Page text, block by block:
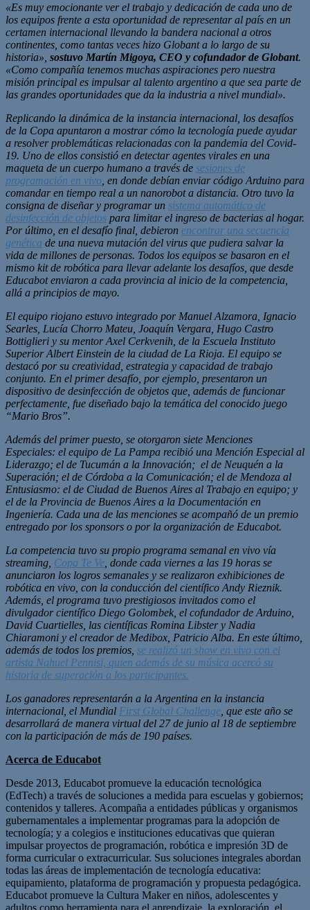
«Es muy emocionante ver el trabajo y dedicación de cada uno de
los equipos frente a esta oportunidad de representar al país en un
certamen internacional llevando la bandera nacional a otros
continentes, como tantas veces hizo Globant a lo largo de su
historia», sostuvo Martín Migoya, CEO y cofundador de Globant.
«Como compañía tenemos muchas aspiraciones pero nuestra
misión principal es impulsar al talento argentino a que sea parte de
las grandes oportunidades que da la industria a nivel mundial».
Replicando la dinámica de la instancia internacional, los desafíos
de la Copa apuntaron a mostrar cómo la tecnología puede ayudar
a resolver problemáticas relacionadas con la pandemia del Covid-
19. Uno de ellos consistió en detectar agentes virales en una
maqueta de un cuerpo humano a través de sesiones de
programación en vivo , en donde debían enviar código Arduino para
comandar en tiempo real a un nanorobot a distancia. Otro tuvo la
consigna de diseñar y programar un sistema automático de
desinfección de objetos para limitar el ingreso de bacterias al hogar.
Por último, en el desafío final, debieron encontrar una secuencia
genética de una nueva mutación del virus que pudiera salvar la
vida de millones de personas. Todos los equipos se basaron en el
mismo kit de robótica para llevar adelante los desafíos, que desde
Educabot enviaron a cada provincia al inicio de la competencia,
allá a principios de mayo.
El equipo riojano estuvo integrado por Manuel Alzamora, Ignacio
Searles, Lucía Chorro Mateu, Joaquín Vergara, Hugo Castro
Bottiglieri y su mentor Axel Cerkvenih, de la Escuela Instituto
Superior Albert Einstein de la ciudad de La Rioja. El equipo se
destacó por su creatividad, estrategia y capacidad de trabajo
conjunto. En el primer desafío, por ejemplo, presentaron un
dispositivo de desinfección de objetos que, además de funcionar
perfectamente, fue diseñado bajo la temática del conocido juego
“Mario Bros”.
Además del primer puesto, se otorgaron siete Menciones
Especiales: el equipo de La Pampa recibió una Mención Especial al
Liderazgo; el de Tucumán a la Innovación; el de Neuquén a la
Superación; el de Córdoba a la Comunicación; el de Mendoza al
Entusiasmo: el de Ciudad de Buenos Aires al Trabajo en equipo; y
el de la Provincia de Buenos Aires a la Documentación en
Ingeniería. Cada una de las menciones se acompañó de un premio
entregado por los sponsors o por la organización de Educabot.
La competencia tuvo su propio programa semanal en vivo vía
streaming, Copa Te Ve , donde cada viernes a las 19 horas se
anunciaron los logros semanales y se realizaron exhibiciones de
robótica en vivo, con la conducción del científico Andy Rieznik.
Además, el programa tuvo prestigiosos invitados como el
divulgador científico Diego Golombek, el cofundador de Arduino,
David Cuartielles, las científicas Romina Libster y Nadia
Chiaramoni y el creador de Medibox, Patricio Alba. En este último,
además de todos los premios, se realizó un show en vivo con el
artista Nahuel Pennisi, quien además de su música acercó su
historia de superación a los participantes.
Los ganadores representarán a la Argentina en la instancia
internacional, el Mundial First Global Challenge que este año se
desarrollará de manera virtual del 27 de junio al 18 de septiembre
con la participación de más de 190 países.
Acerca de Educabot
Desde 2013, Educabot promueve la educación tecnológica
(EdTech) a través de soluciones a medida para escuelas y gobiernos;
contenidos y talleres. Acompaña a entidades públicas y organismos
gubernamentales a implementar programas para la adopción de
tecnología; y a colegios e instituciones educativas que quieran
impulsar proyectos de programación, robótica e impresión 3D de
forma curricular o extracurricular. Sus soluciones integrales abordan
todas las áreas de implementación de tecnología educativa:
equipamiento, plataforma de programación y propuesta pedagógica.
Educabot promueve la Cultura Maker en niños, adolescentes y
adultos como herramienta para el aprendizaje, la exploración, el